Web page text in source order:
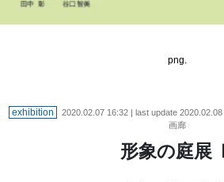
png.
exhibition 2020.02.07 16:32| last update 2020.02.08
画廊
形象の庭展 Ⅱ